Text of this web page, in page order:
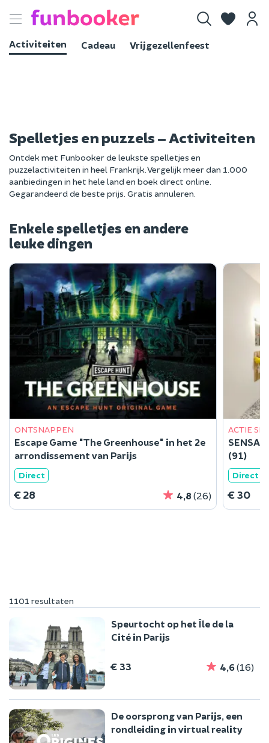
Toggle
Activiteiten
Cadeau Vrijgezellenfeest
Spelletjes en puzzels – Activiteiten
Ontdek met Funbooker de leukste spelletjes en
puzzelactiviteiten in heel Frankrijk. Vergelijk meer dan 1.000
aanbiedingen in het hele land en boek direct online.
Gegarandeerd de beste prijs. Gratis annuleren.
Enkele spelletjes en andere
leuke dingen
ONTSNAPPEN
Escape Game "The Greenhouse" in het 2e
arrondissement van Parijs
Direct
€ 28 4,8 (26)
ACTIE
(91)
Direct
€ 30
1101 resultaten
Speurtocht op het Île de la
Cité in Parijs
€ 33 4,6(16)
De oorsprong van Parijs, een
rondleiding in virtual reality